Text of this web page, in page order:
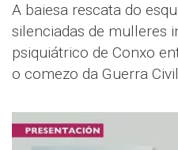
A baiesa rescata do
silenciadas de mulleres
psiquiátrico de Conxo
o comezo da Guerra